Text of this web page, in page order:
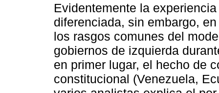
Evidentemente la
diferenciada, sin embargo,
los rasgos comunes del
gobiernos de izquierda
en primer lugar, el hecho de
constitucional (Venezuela,